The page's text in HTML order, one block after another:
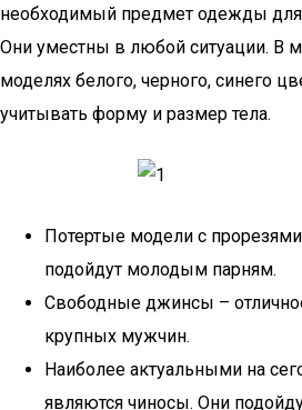
необходимый предмет одежды
Они уместны в любой ситуации. В
моделях белого, черного, синего
учитывать форму и размер тела.
Потертые модели с
подойдут молодым парням.
Свободные джинсы –
крупных мужчин.
Наиболее актуальными на
являются чиносы. Они